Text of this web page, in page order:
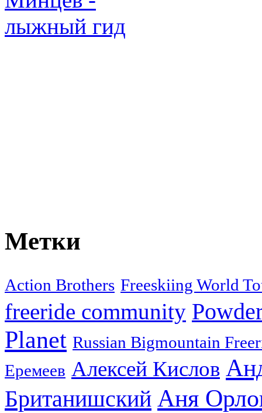
Метки
Action Brothers Freeskiing World
freeride community
Planet Russian Bigmountain
Еремеев Алексей Кислов
Британишский Аня